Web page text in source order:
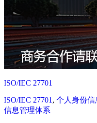
ISO/IEC 27701
ISO/IEC 27701 , 个人身份信
信息管理体系